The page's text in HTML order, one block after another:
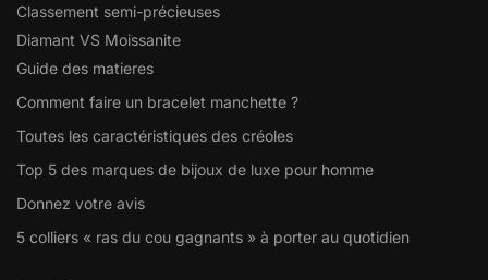
Classement semi-précieuses
Diamant VS Moissanite
Guide des matieres
Comment faire un bracelet manchette ?
Toutes les caractéristiques des créoles
Top 5 des marques de bijoux de luxe pour homme
Donnez votre avis
5 colliers « ras du cou gagnants » à porter au quotidien